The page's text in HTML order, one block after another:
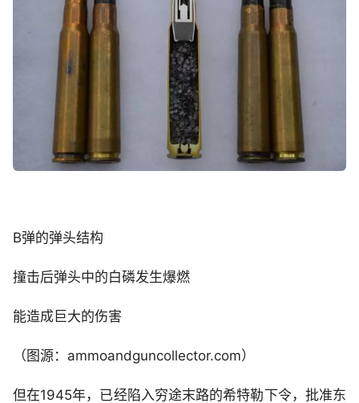
B弹的弹头结构
撞击后弹头中的白磷发生爆燃
能造成巨大的伤害
（图源：ammoandguncollector.com）
但在1945年，已经陷入穷途末路的希特勒下令，批准东